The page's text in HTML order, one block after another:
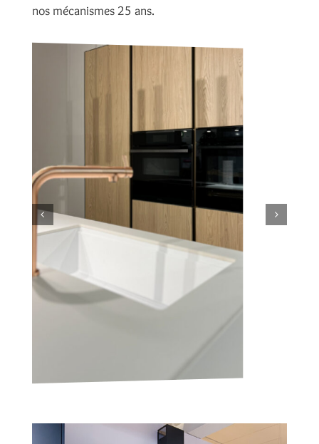
nos mécanismes 25 ans.